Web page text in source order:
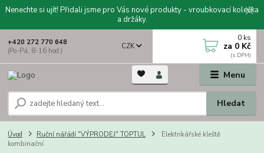
Nenechte si ujít! Přidali jsme pro Vás nové produkty - vroubkovací kolečka
a držáky.
Menu
CZK
Hledat
+420 272 770 648
(Po-Pá, 8-16 hod.)
0 ks
za 0 Kč
Úvod Ruční nářádí "VÝPRODEJ" TOPTUL
Elektrikářské kleště
kombinační